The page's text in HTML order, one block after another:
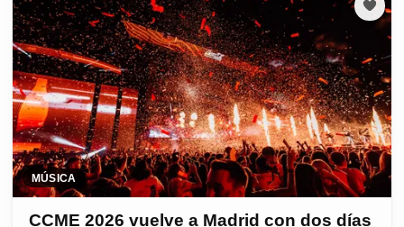
MÚSICA
CCME 2026 vuelve a Madrid con dos días